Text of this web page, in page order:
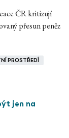
ČR kritizují
přesun peněz
PROSTŘEDÍ
jen na